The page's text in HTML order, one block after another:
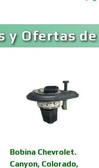
y Ofertas
Bobina Chevrolet.
Canyon, Colorado,